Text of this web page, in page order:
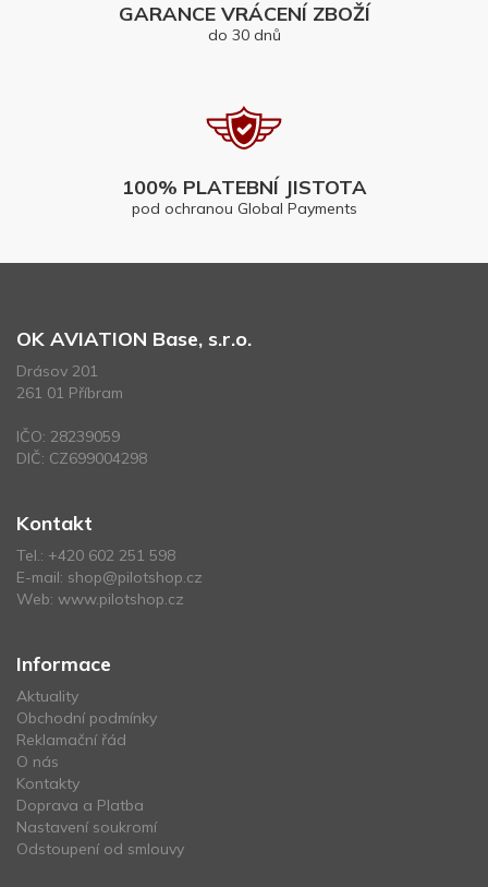
GARANCE VRÁCENÍ ZBOŽÍ
do 30 dnů
100% PLATEBNÍ JISTOTA
pod ochranou Global Payments
OK AVIATION Base, s.r.o.
Drásov 201
261 01 Příbram
IČO: 28239059
DIČ: CZ699004298
Kontakt
Tel.: +420 602 251 598
E-mail: shop@pilotshop.cz
Web: www.pilotshop.cz
Informace
Aktuality
Obchodní podmínky
Reklamační řád
O nás
Kontakty
Doprava a Platba
Nastavení soukromí
Odstoupení od smlouvy